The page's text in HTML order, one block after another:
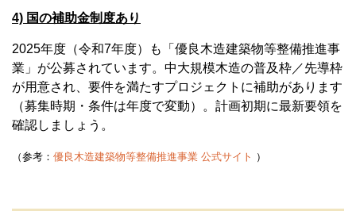
4) 国の補助金制度あり
2025年度（令和7年度）も「優良木造建築物等整備推進事
業」が公募されています。中大規模木造の普及枠／先導枠
が用意され、要件を満たすプロジェクトに補助があります
（募集時期・条件は年度で変動）。計画初期に最新要領を
確認しましょう。
（参考： 優良木造建築物等整備推進事業 公式サイト ）